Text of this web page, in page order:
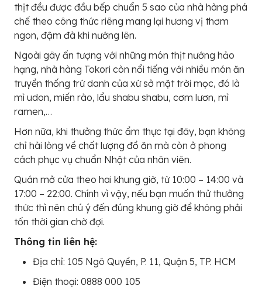
thịt đều được đầu bếp chuẩn 5 sao của nhà hàng phá
chế theo công thức riêng mang lại hương vị thơm
ngon, đậm đà khi nướng lên.
Ngoài gây ấn tượng với những món thịt nướng hảo
hạng, nhà hàng Tokori còn nổi tiếng với nhiều món ăn
truyền thống trứ danh của xứ sở mặt trời mọc, đó là
mì udon, miến rào, lẩu shabu shabu, cơm lươn, mì
ramen,…
Hơn nữa, khi thưởng thức ẩm thực tại đây, bạn không
chỉ hài lòng về chất lượng đồ ăn mà còn ở phong
cách phục vụ chuẩn Nhật của nhân viên.
Quán mở cửa theo hai khung giờ, từ 10:00 – 14:00 và
17:00 – 22:00. Chính vì vậy, nếu bạn muốn thử thưởng
thức thì nên chú ý đến đúng khung giờ để không phải
tốn thời gian chờ đợi.
Thông tin liên hệ:
Địa chỉ: 105 Ngô Quyền, P. 11, Quận 5, TP. HCM
Điện thoại: 0888 000 105